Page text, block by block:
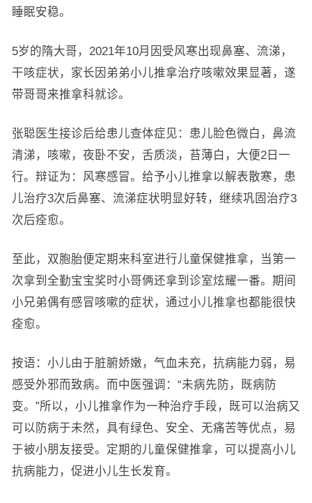
睡眠安稳。
5岁的隋大哥，2021年10月因受风寒出现鼻塞、流涕，
干咳症状，家长因弟弟小儿推拿治疗咳嗽效果显著，遂
带哥哥来推拿科就诊。
张聪医生接诊后给患儿查体症见：患儿脸色微白，鼻流
清涕，咳嗽，夜卧不安，舌质淡，苔薄白，大便2日一
行。辩证为：风寒感冒。给予小儿推拿以解表散寒，患
儿治疗3次后鼻塞、流涕症状明显好转，继续巩固治疗3
次后痊愈。
至此，双胞胎便定期来科室进行儿童保健推拿，当第一
次拿到全勤宝宝奖时小哥俩还拿到诊室炫耀一番。期间
小兄弟偶有感冒咳嗽的症状，通过小儿推拿也都能很快
痊愈。
按语：小儿由于脏腑娇嫩，气血未充，抗病能力弱，易
感受外邪而致病。而中医强调：“未病先防，既病防
变。”所以，小儿推拿作为一种治疗手段，既可以治病又
可以防病于未然，具有绿色、安全、无痛苦等优点，易
于被小朋友接受。定期的儿童保健推拿，可以提高小儿
抗病能力，促进小儿生长发育。